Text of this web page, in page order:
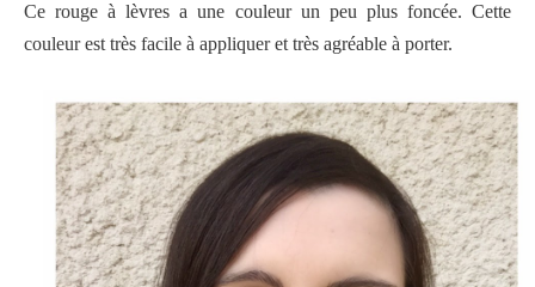
Ce rouge à lèvres a une couleur un peu plus foncée. Cette
couleur est très facile à appliquer et très agréable à porter.